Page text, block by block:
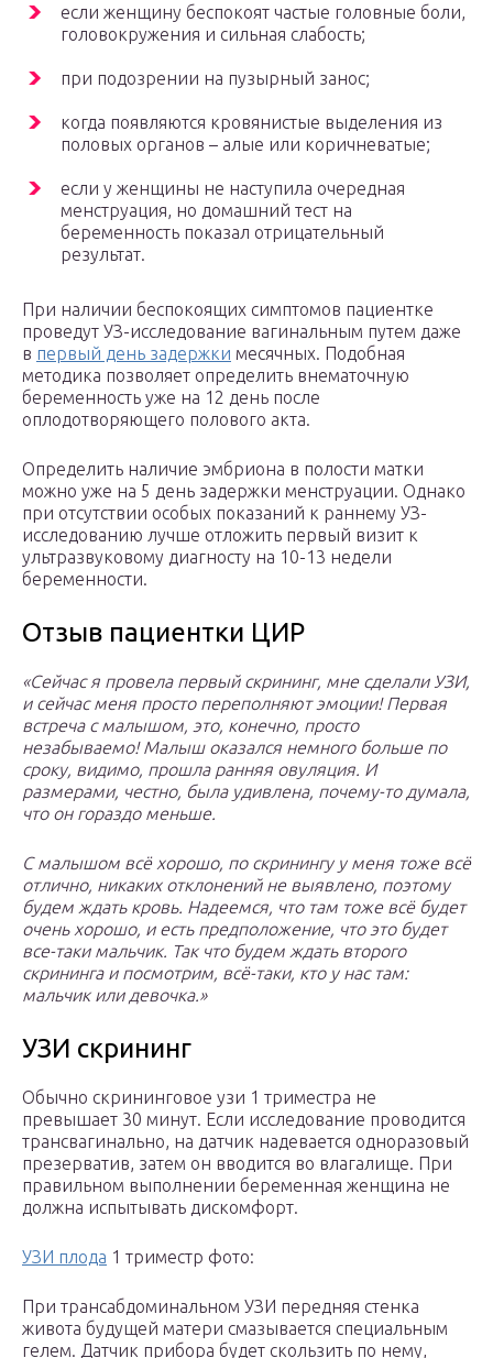
если женщину беспокоят частые головные боли,
головокружения и сильная слабость;
при подозрении на пузырный занос;
когда появляются кровянистые выделения из
половых органов – алые или коричневатые;
если у женщины не наступила очередная
менструация, но домашний тест на
беременность показал отрицательный
результат.
При наличии беспокоящих симптомов пациентке
проведут УЗ-исследование вагинальным путем даже
в первый день задержки месячных. Подобная
методика позволяет определить внематочную
беременность уже на 12 день после
оплодотворяющего полового акта.
Определить наличие эмбриона в полости матки
можно уже на 5 день задержки менструации. Однако
при отсутствии особых показаний к раннему УЗ-
исследованию лучше отложить первый визит к
ультразвуковому диагносту на 10-13 недели
беременности.
Отзыв пациентки ЦИР
«Сейчас я провела первый скрининг, мне сделали УЗИ,
и сейчас меня просто переполняют эмоции! Первая
встреча с малышом, это, конечно, просто
незабываемо! Малыш оказался немного больше по
сроку, видимо, прошла ранняя овуляция. И
размерами, честно, была удивлена, почему-то думала,
что он гораздо меньше.
С малышом всё хорошо, по скринингу у меня тоже всё
отлично, никаких отклонений не выявлено, поэтому
будем ждать кровь. Надеемся, что там тоже всё будет
очень хорошо, и есть предположение, что это будет
все-таки мальчик. Так что будем ждать второго
скрининга и посмотрим, всё-таки, кто у нас там:
мальчик или девочка.»
УЗИ скрининг
Обычно скрининговое узи 1 триместра не
превышает 30 минут. Если исследование проводится
трансвагинально, на датчик надевается одноразовый
презерватив, затем он вводится во влагалище. При
правильном выполнении беременная женщина не
должна испытывать дискомфорт.
УЗИ плода 1 триместр фото:
При трансабдоминальном УЗИ передняя стенка
живота будущей матери смазывается специальным
гелем. Датчик прибора будет скользить по нему,